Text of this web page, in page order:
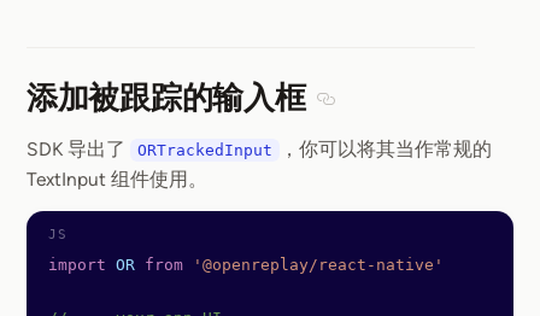
添加被跟踪的输入框
SDK 导出了
ORTrackedInput
，你可以将其当作常规的
TextInput 组件使用。
import OR from '@openreplay/react-native'